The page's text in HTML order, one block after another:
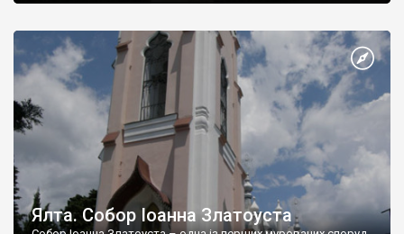
Ялта. Собор Іоанна Златоуста